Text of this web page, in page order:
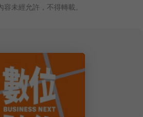
容未經允許，不得轉載。